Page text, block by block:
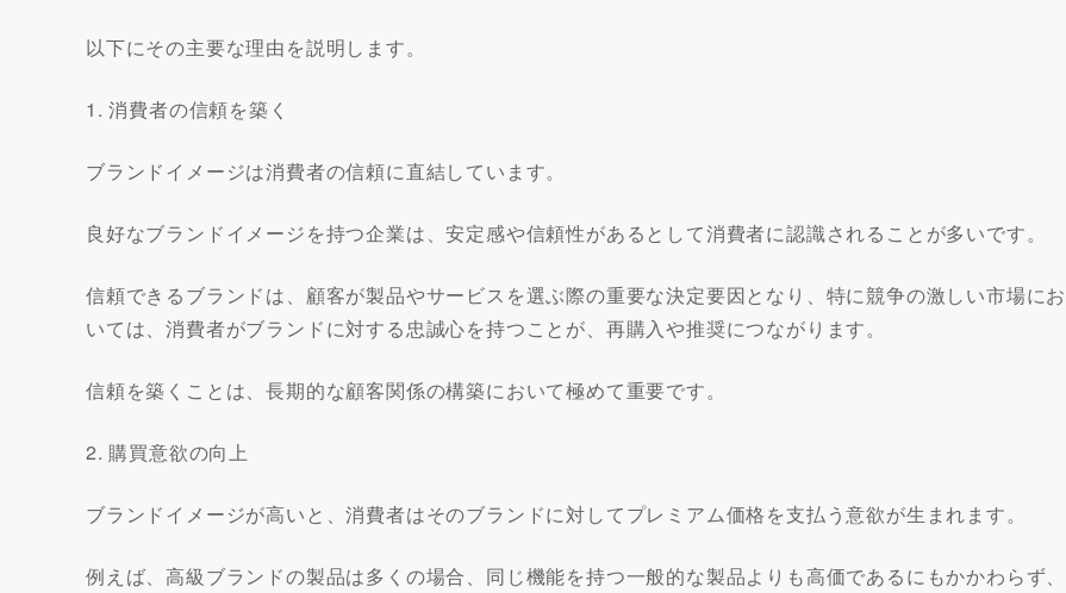
以下にその主要な理由を説明します。
1. 消費者の信頼を築く
ブランドイメージは消費者の信頼に直結しています。
良好なブランドイメージを持つ企業は、安定感や信頼性があるとして消費者に認識されることが多いです。
信頼できるブランドは、顧客が製品やサービスを選ぶ際の重要な決定要因となり、特に競争の激しい市場にお
いては、消費者がブランドに対する忠誠心を持つことが、再購入や推奨につながります。
信頼を築くことは、長期的な顧客関係の構築において極めて重要です。
2. 購買意欲の向上
ブランドイメージが高いと、消費者はそのブランドに対してプレミアム価格を支払う意欲が生まれます。
例えば、高級ブランドの製品は多くの場合、同じ機能を持つ一般的な製品よりも高価であるにもかかわらず、